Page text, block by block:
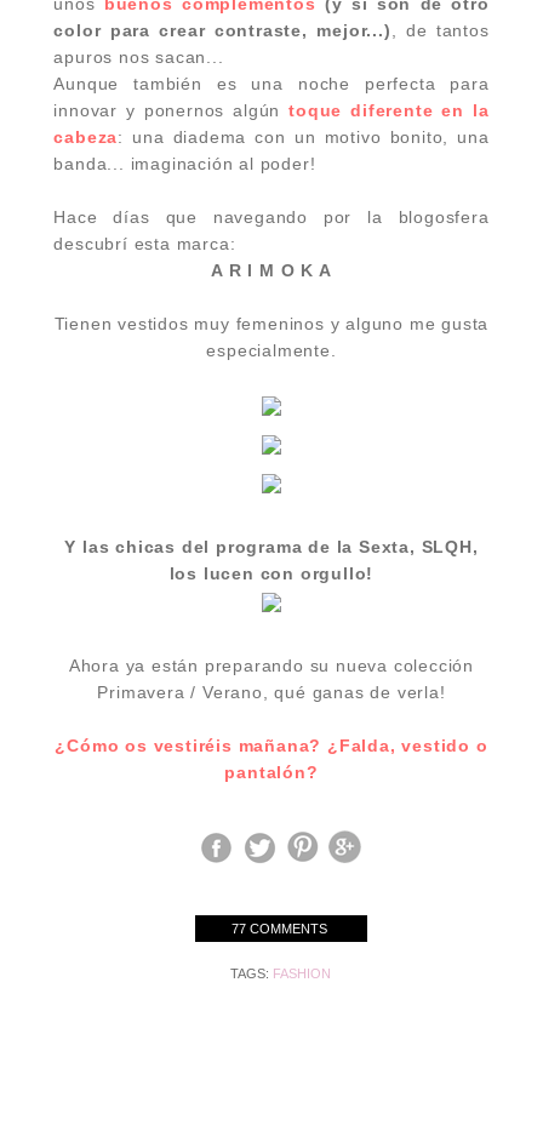
unos buenos complementos (y si son de otro
color para crear contraste, mejor...), de tantos
apuros nos sacan...
Aunque también es una noche perfecta para
innovar y ponernos algúntoque diferente en la
cabeza: una diadema con un motivo bonito, una
banda... imaginación al poder!
Hace días que navegando por la blogosfera
descubrí esta marca:
A R I M O K A
Tienen vestidos muy femeninos y alguno me gusta
especialmente.
Y las chicas del programa de la Sexta, SLQH,
los lucen con orgullo!
Ahora ya están preparando su nueva colección
Primavera / Verano, qué ganas de verla!
¿Cómo os vestiréis mañana? ¿Falda, vestido o
pantalón?
77 COMMENTS
TAGS: FASHION